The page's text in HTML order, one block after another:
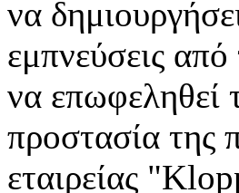
να
εμπνεύσεις
να επωφεληθεί
προστασία της
εταιρείας